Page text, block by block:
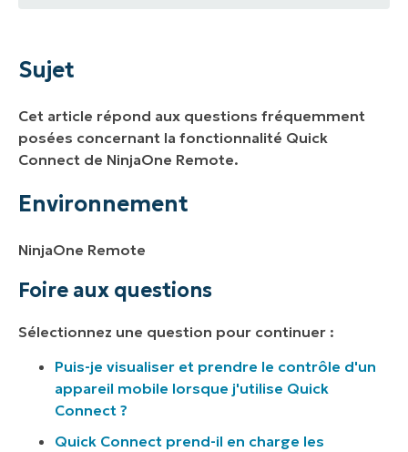
Environnement
Sujet
Cet article répond aux questions fréquemment
posées concernant la fonctionnalité Quick
Connect de NinjaOne Remote.
Environnement
NinjaOne Remote
Foire aux questions
Sélectionnez une question pour continuer :
Puis-je visualiser et prendre le contrôle d'un
appareil mobile lorsque j'utilise Quick
Connect ?
Quick Connect prend-il en charge les